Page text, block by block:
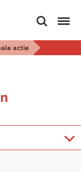
Zoeken Menu
actie